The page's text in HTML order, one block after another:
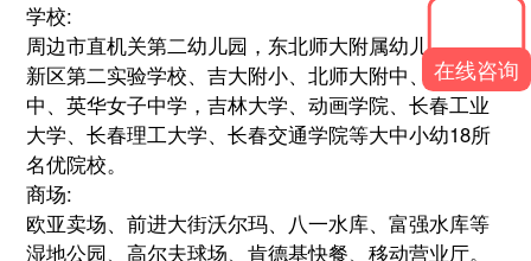
学校:
周边市直机关第二幼儿园，东北师大附属幼儿园、高
新区第二实验学校、吉大附小、北师大附中、吉大附
中、英华女子中学，吉林大学、动画学院、长春工业
大学、长春理工大学、长春交通学院等大中小幼18所
名优院校。
商场:
欧亚卖场、前进大街沃尔玛、八一水库、富强水库等
湿地公园、高尔夫球场、肯德基快餐、移动营业厅。
在线咨询